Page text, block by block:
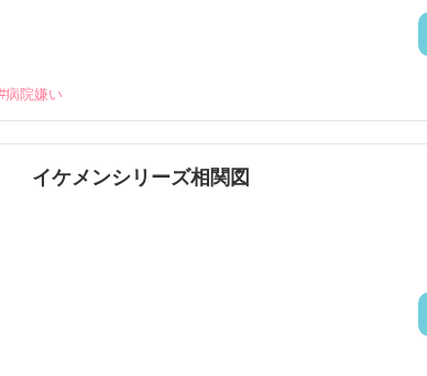
病院嫌い
イケメンシリーズ相関図